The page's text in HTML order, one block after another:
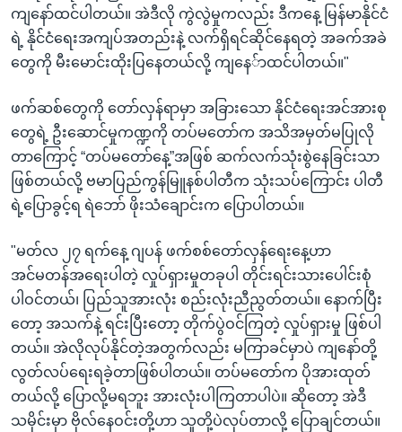
ကျနော်ထင်ပါတယ်။ အဲဒီလို ကွဲလွဲမှုကလည်း ဒီကနေ့ မြန်မာနိုင်ငံ
ရဲ့ နိုင်ငံရေးအကျပ်အတည်းနဲ့ လက်ရှိရင်ဆိုင်နေရတဲ့ အခက်အခဲ
တွေကို မီးမောင်းထိုးပြနေတယ်လို့ ကျနေ်ာထင်ပါတယ်။"
ဖက်ဆစ်တွေကို တော်လှန်ရာမှာ အခြားသော နိုင်ငံရေးအင်အားစု
တွေရဲ့ ဦးဆောင်မှုကဏ္ဍကို တပ်မတော်က အသိအမှတ်မပြုလို
တာကြောင့် “တပ်မတော်နေ့”အဖြစ် ဆက်လက်သုံးစွဲနေခြင်းသာ
ဖြစ်တယ်လို့ ဗမာပြည်ကွန်မြူနစ်ပါတီက သုံးသပ်ကြောင်း ပါတီ
ရဲ့ပြောခွင့်ရ ရဲဘော် ဖိုးသံချောင်းက ပြောပါတယ်။
"မတ်လ ၂၇ ရက်နေ့ ဂျပန် ဖက်စစ်တော်လှန်ရေးနေ့ဟာ
အင်မတန်အရေးပါတဲ့ လှုပ်ရှားမှုတခုပါ တိုင်းရင်းသားပေါင်းစုံ
ပါဝင်တယ်၊ ပြည်သူအားလုံး စည်းလုံးညီညွတ်တယ်။ နောက်ပြီး
တော့ အသက်နဲ့ ရင်းပြီးတော့ တိုက်ပွဲဝင်ကြတဲ့ လှုပ်ရှားမှု ဖြစ်ပါ
တယ်။ အဲလိုလုပ်နိုင်တဲ့အတွက်လည်း မကြာခင်မှာပဲ ကျနော်တို့
လွတ်လပ်ရေးရခဲ့တာဖြစ်ပါတယ်။ တပ်မတော်က ပိုအားထုတ်
တယ်လို့ ပြောလို့မရဘူး အားလုံးပါကြတာပါပဲ။ ဆိုတော့ အဲဒီ
သမိုင်းမှာ ဗိုလ်နေဝင်းတို့ဟာ သူတို့ပဲလုပ်တာလို့ ပြောချင်တယ်။